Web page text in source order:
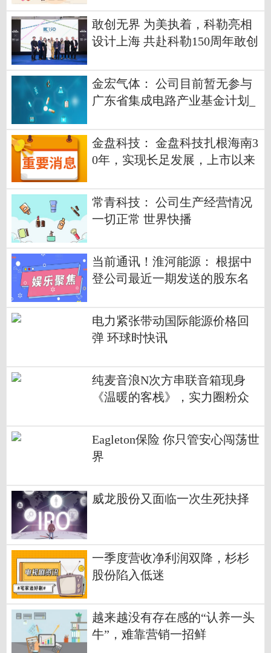
敢创无界 为美执着，科勒亮相
设计上海 共赴科勒150周年敢创
金宏气体： 公司目前暂无参与
广东省集成电路产业基金计划_
金盘科技： 金盘科技扎根海南3
0年，实现长足发展，上市以来
常青科技： 公司生产经营情况
一切正常 世界快播
当前通讯！淮河能源： 根据中
登公司最近一期发送的股东名
户
电力紧张带动国际能源价格回
弹 环球时快讯
纯麦音浪N次方串联音箱现身
《温暖的客栈》，实力圈粉众
Eagleton保险 你只管安心闯荡世
界
威龙股份又面临一次生死抉择
一季度营收净利润双降，杉杉
股份陷入低迷
越来越没有存在感的“认养一头
牛”，难靠营销一招鲜